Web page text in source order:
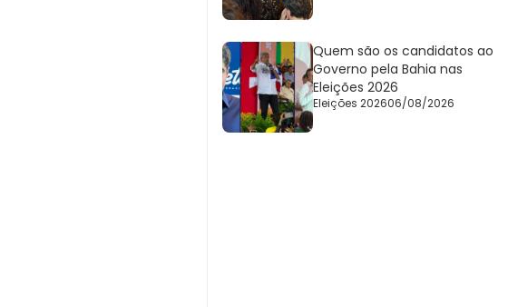
Quem são os candidatos ao
Governo pela Bahia nas
Eleições 2026
Eleições 202606/08/2026